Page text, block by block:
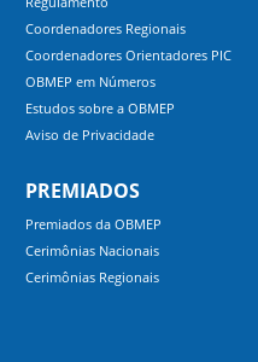
Coordenadores Regionais
Coordenadores Orientadores PIC
OBMEP em Números
Estudos sobre a OBMEP
Aviso de Privacidade
PREMIADOS
Premiados da OBMEP
Cerimônias Nacionais
Cerimônias Regionais